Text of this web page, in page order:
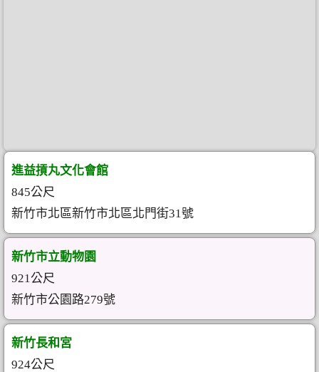
進益摃丸文化會館
845公尺
新竹市北區新竹市北區北門街31號
新竹市立動物園
921公尺
新竹市公園路279號
新竹長和宮
924公尺